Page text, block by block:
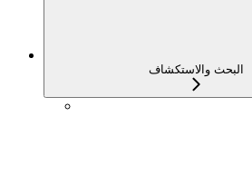
البحث والاستكشاف